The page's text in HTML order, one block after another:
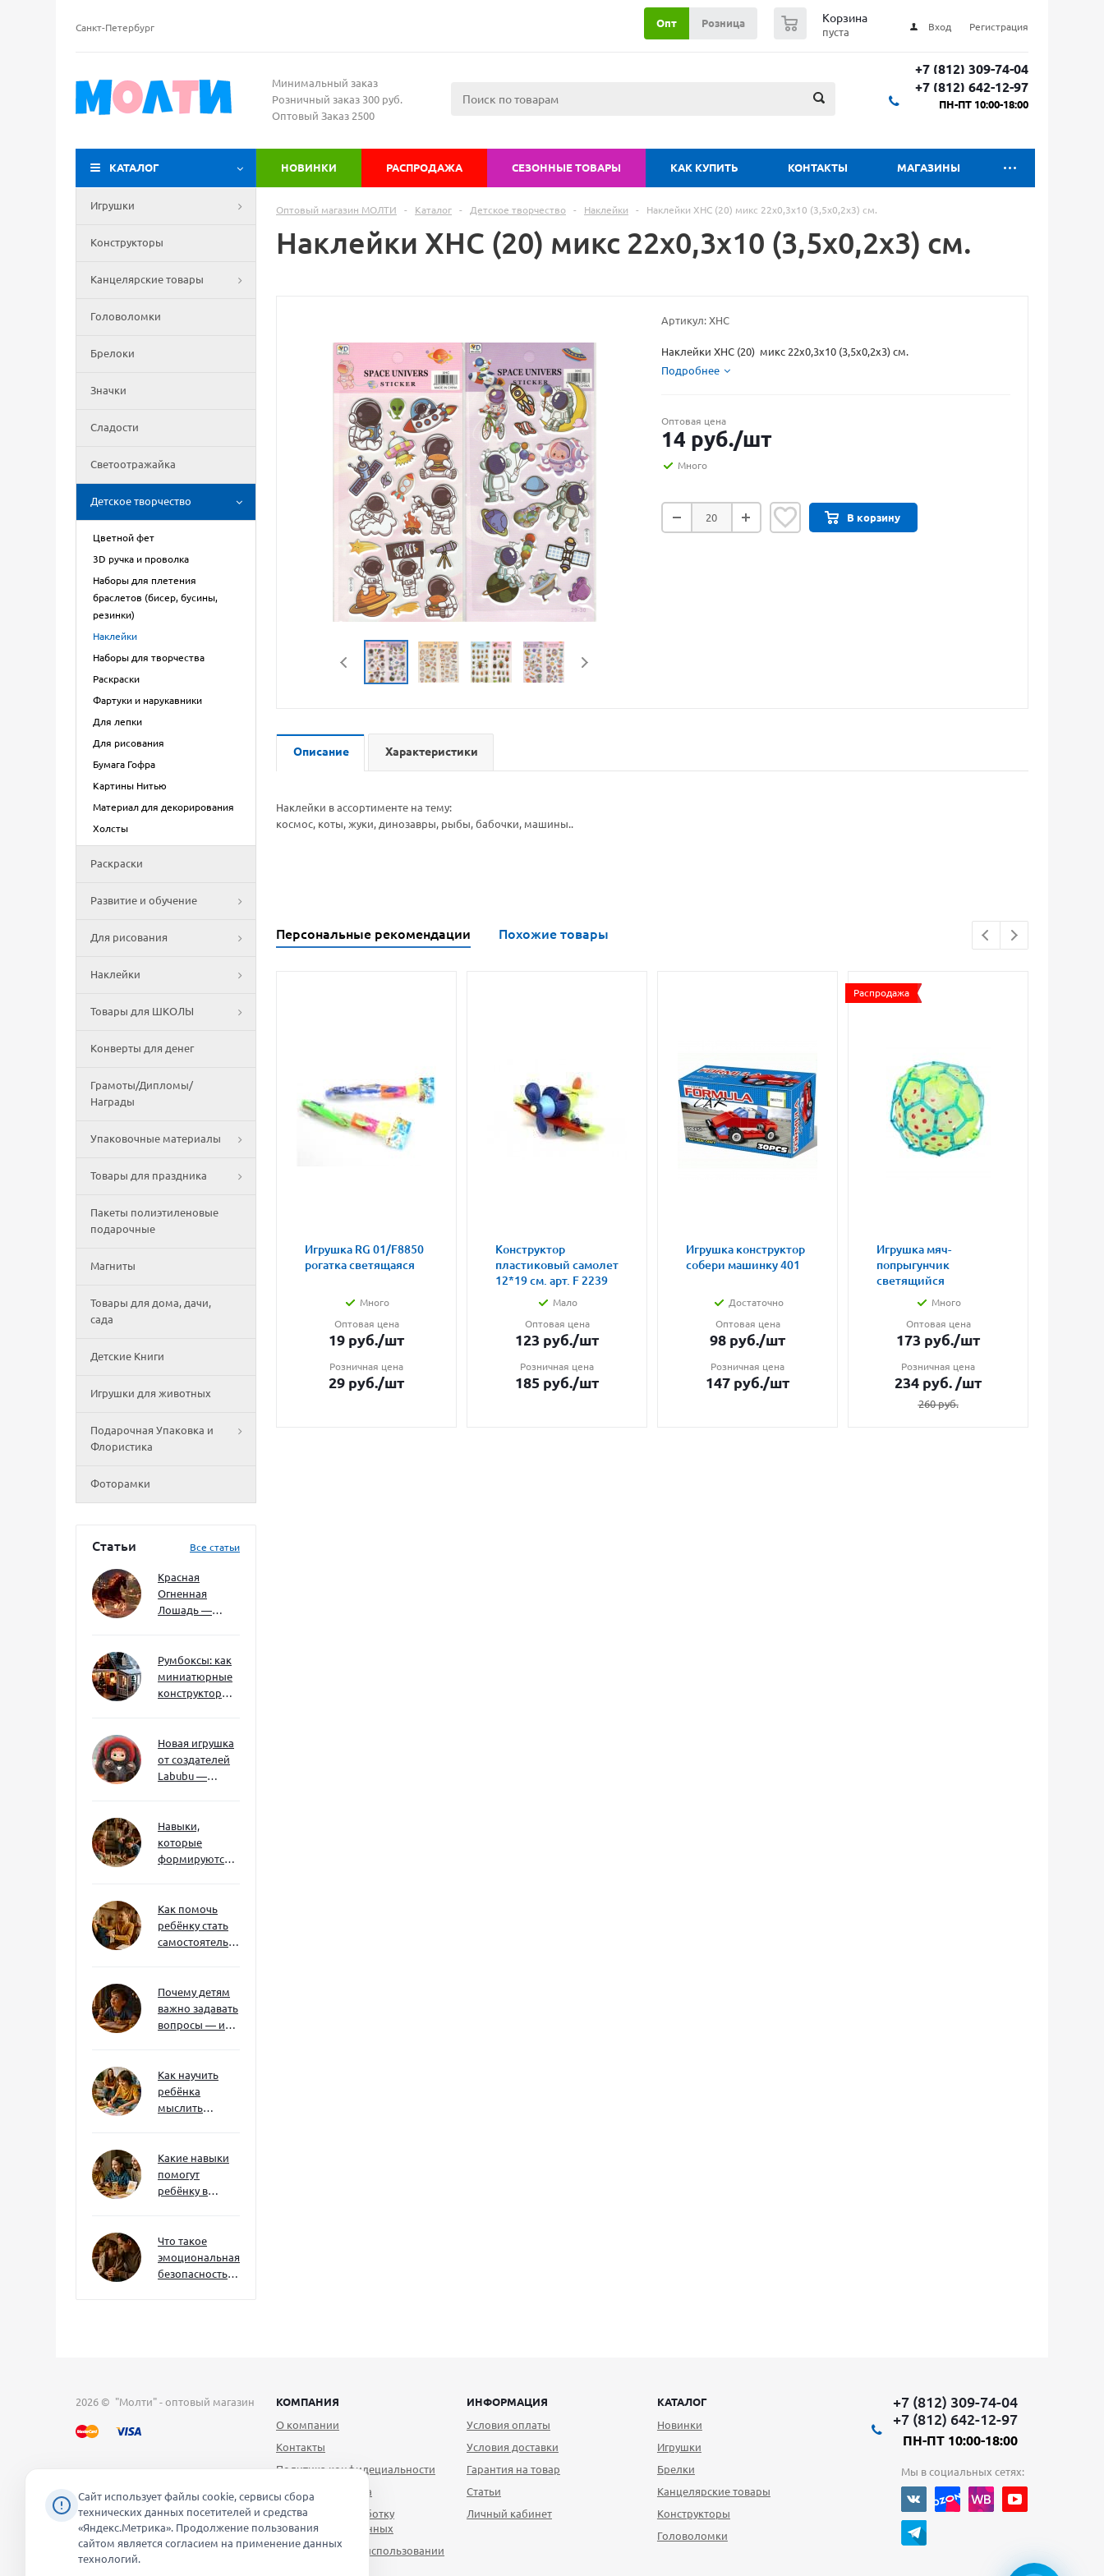
Санкт-Петербург Вход Регистрация
Корзина
пуста
Опт Розница
Минимальный заказ
Розничный заказ 300 руб.
Оптовый Заказ 2500
+7 (812) 309-74-04
+7 (812) 642-12-97
ПН-ПТ 10:00-18:00
КАТАЛОГ НОВИНКИ РАСПРОДАЖА СЕЗОННЫЕ ТОВАРЫ КАК КУПИТЬ КОНТАКТЫ МАГАЗИНЫ
Игрушки
Конструкторы
Канцелярские товары
Головоломки
Брелоки
Значки
Сладости
Светоотражайка
Детское творчество
Цветной фет
3D ручка и проволка
Наборы для плетения
браслетов (бисер, бусины,
резинки)
Наклейки
Наборы для творчества
Раскраски
Фартуки и нарукавники
Для лепки
Для рисования
Бумага Гофра
Картины Нитью
Материал для декорирования
Холсты
Раскраски
Развитие и обучение
Для рисования
Наклейки
Товары для ШКОЛЫ
Конверты для денег
Грамоты/Дипломы/
Награды
Упаковочные материалы
Товары для праздника
Пакеты полиэтиленовые
подарочные
Магниты
Товары для дома, дачи,
сада
Детские Книги
Игрушки для животных
Подарочная Упаковка и
Флористика
Фоторамки
Статьи Все статьи
Красная
Огненная
Лошадь —
ждать и как
подготовиться
Румбоксы: как
миниатюрные
конструкторы
мышление и
внимание к
деталям
Новая игрушка
от создателей
Labubu —
Навыки,
которые
формируются
ребёнка
успешным
Как помочь
ребёнку стать
самостоятельным
Почему детям
важно задавать
вопросы — и
Как научить
ребёнка
мыслить
сложностей
Какие навыки
помогут
ребёнку в
их уже сейчас
Что такое
эмоциональная
безопасность
Оптовый магазин МОЛТИ - Каталог - Детское творчество - Наклейки - Наклейки XHC (20) микс 22х0,3х10 (3,5х0,2х3) см.
Наклейки XHC (20) микс 22х0,3х10 (3,5х0,2х3) см.
Артикул: XHC
Наклейки XHC (20) микс 22х0,3х10 (3,5х0,2х3) см.
Подробнее
Оптовая цена
14 руб./шт
Много
В корзину
Описание Характеристики
Наклейки в ассортименте на тему:
космос, коты, жуки, динозавры, рыбы, бабочки, машины..
Персональные рекомендации Похожие товары
Игрушка RG 01/F8850
рогатка светящаяся
Много
Оптовая цена
19 руб./шт
Розничная цена
29 руб./шт
Конструктор
пластиковый самолет
12*19 см. арт. F 2239
Мало
Оптовая цена
123 руб./шт
Розничная цена
185 руб./шт
Игрушка конструктор
собери машинку 401
Достаточно
Оптовая цена
98 руб./шт
Розничная цена
147 руб./шт
Распродажа
Игрушка мяч-
попрыгунчик
светящийся
Много
Оптовая цена
173 руб./шт
Розничная цена
234 руб. /шт
260руб.
2026 © "Молти" - оптовый магазин
КОМПАНИЯ
О компании
Контакты
Политика конфидециальности
Публичная оферта
Согласие на обработку
персональных данных
Уведомление об использовании
ИНФОРМАЦИЯ
Условия оплаты
Условия доставки
Гарантия на товар
Статьи
Личный кабинет
КАТАЛОГ
Новинки
Игрушки
Брелки
Канцелярские товары
Конструкторы
Головоломки
+7 (812) 309-74-04
+7 (812) 642-12-97
ПН-ПТ 10:00-18:00
Мы в социальных сетях:
Сайт использует файлы cookie, сервисы сбора
технических данных посетителей и средства
«Яндекс.Метрика». Продолжение пользования
сайтом является согласием на применение данных
технологий.